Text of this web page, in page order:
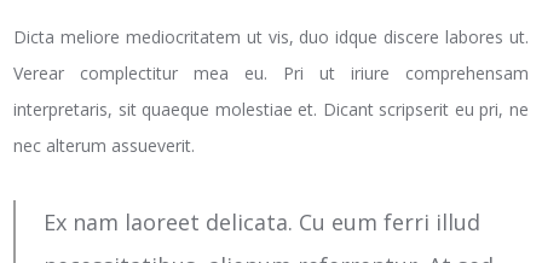
Dicta meliore mediocritatem ut vis, duo idque discere labores ut.
Verear complectitur mea eu. Pri ut iriure comprehensam
interpretaris, sit quaeque molestiae et. Dicant scripserit eu pri, ne
nec alterum assueverit.
Ex nam laoreet delicata. Cu eum ferri illud